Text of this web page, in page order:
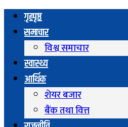
गृहपृष्ठ
समाचार
विश्व समाचार
स्वास्थ्य
आर्थिक
शेयर बजार
बैंक तथा वित्त